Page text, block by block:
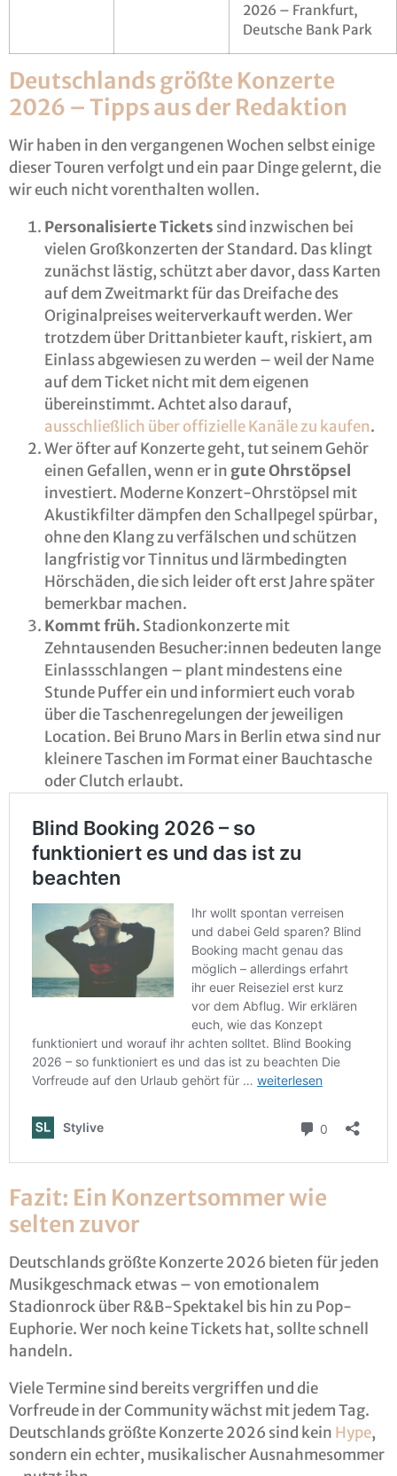
2026 – Frankfurt,
Deutsche Bank Park
Deutschlands größte Konzerte
2026 – Tipps aus der Redaktion
Wir haben in den vergangenen Wochen selbst einige
dieser Touren verfolgt und ein paar Dinge gelernt, die
wir euch nicht vorenthalten wollen.
Personalisierte Tickets sind inzwischen bei
vielen Großkonzerten der Standard. Das klingt
zunächst lästig, schützt aber davor, dass Karten
auf dem Zweitmarkt für das Dreifache des
Originalpreises weiterverkauft werden. Wer
trotzdem über Drittanbieter kauft, riskiert, am
Einlass abgewiesen zu werden – weil der Name
auf dem Ticket nicht mit dem eigenen
übereinstimmt. Achtet also darauf,
ausschließlich über offizielle Kanäle zu kaufen.
Wer öfter auf Konzerte geht, tut seinem Gehör
einen Gefallen, wenn er in gute Ohrstöpsel
investiert. Moderne Konzert-Ohrstöpsel mit
Akustikfilter dämpfen den Schallpegel spürbar,
ohne den Klang zu verfälschen und schützen
langfristig vor Tinnitus und lärmbedingten
Hörschäden, die sich leider oft erst Jahre später
bemerkbar machen.
Kommt früh.Stadionkonzerte mit
Zehntausenden Besucher:innen bedeuten lange
Einlassschlangen – plant mindestens eine
Stunde Puffer ein und informiert euch vorab
über die Taschenregelungen der jeweiligen
Location. Bei Bruno Mars in Berlin etwa sind nur
kleinere Taschen im Format einer Bauchtasche
oder Clutch erlaubt.
Fazit: Ein Konzertsommer wie
selten zuvor
Deutschlands größte Konzerte 2026 bieten für jeden
Musikgeschmack etwas – von emotionalem
Stadionrock über R&B-Spektakel bis hin zu Pop-
Euphorie. Wer noch keine Tickets hat, sollte schnell
handeln.
Viele Termine sind bereits vergriffen und die
Vorfreude in der Community wächst mit jedem Tag.
Deutschlands größte Konzerte 2026 sind kein Hype,
sondern ein echter, musikalischer Ausnahmesommer